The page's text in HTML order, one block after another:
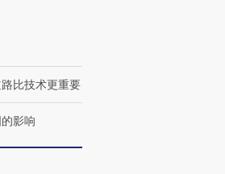
·第三对
住三大增长引擎是什么？
比技术更重要
影响